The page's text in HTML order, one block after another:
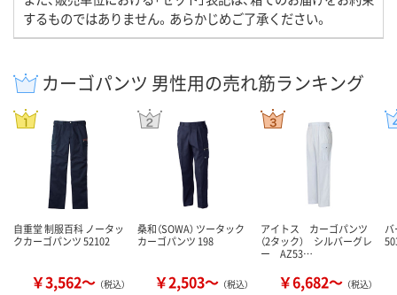
するものではありません。あらかじめご了承ください。
カーゴパンツ 男性用の売れ筋ランキング
自重堂 制服百科 ノータッ
クカーゴパンツ 52102
￥3,562～ （税込）
桑和（SOWA） ツータック
カーゴパンツ 198
￥2,503～ （税込）
アイトス カーゴパンツ
（2タック） シルバーグレ
ー AZ53…
￥6,682～ （税込）